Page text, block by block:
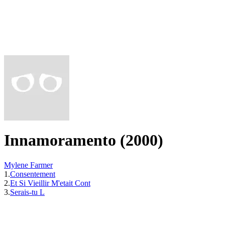
Innamoramento (2000)
Mylene Farmer
1.Consentement
2.Et Si Vieillir M'etait Cont
3.Serais-tu L